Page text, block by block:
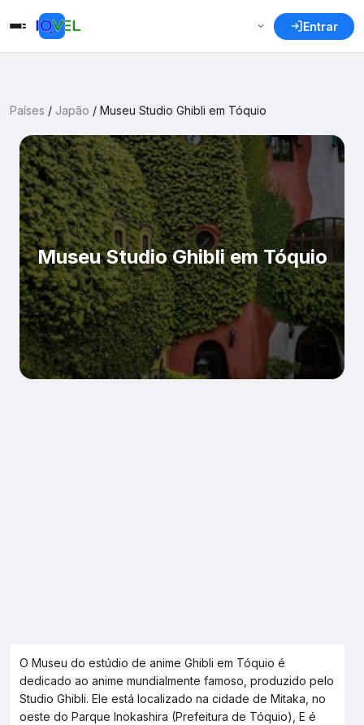
Entrar
Países / Japão / Museu Studio Ghibli em Tóquio
Museu Studio Ghibli em Tóquio
O Museu do estúdio de anime Ghibli em Tóquio é
dedicado ao anime mundialmente famoso, produzido pelo
Studio Ghibli. Ele está localizado na cidade de Mitaka, no
oeste do Parque Inokashira (Prefeitura de Tóquio), E é